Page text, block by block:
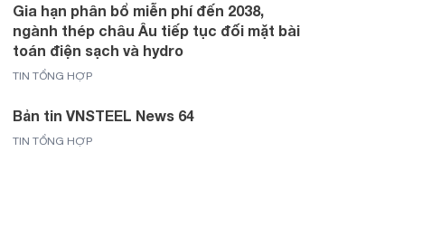
Gia hạn phân bổ miễn phí đến 2038,
ngành thép châu Âu tiếp tục đối mặt bài
toán điện sạch và hydro
TIN TỔNG HỢP
Bản tin VNSTEEL News 64
TIN TỔNG HỢP